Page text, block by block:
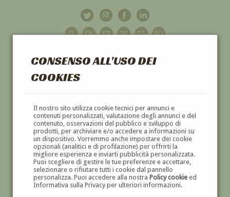
CONSENSO ALL'USO DEI
COOKIES
Il nostro sito utilizza cookie tecnici per annunci e
contenuti personalizzati, valutazione degli annunci e del
contenuto, osservazioni del pubblico e sviluppo di
prodotti, per archiviare e/o accedere a informazioni su
un dispositivo. Vorremmo anche impostare dei cookie
opzionali (analitici e di profilazione) per offrirti la
migliore esperienza e inviarti pubblicità personalizzata.
Puoi scegliere di gestire le tue preferenze e accettare,
selezionare o rifiutare tutti i cookie dal pannello
personalizza. Puoi accedere alla nostra Policy cookieed
Informativa sulla Privacy per ulteriori informazioni.
GALLERIAD'ARTE
DIPINTI E SCULTURE '800 E '900